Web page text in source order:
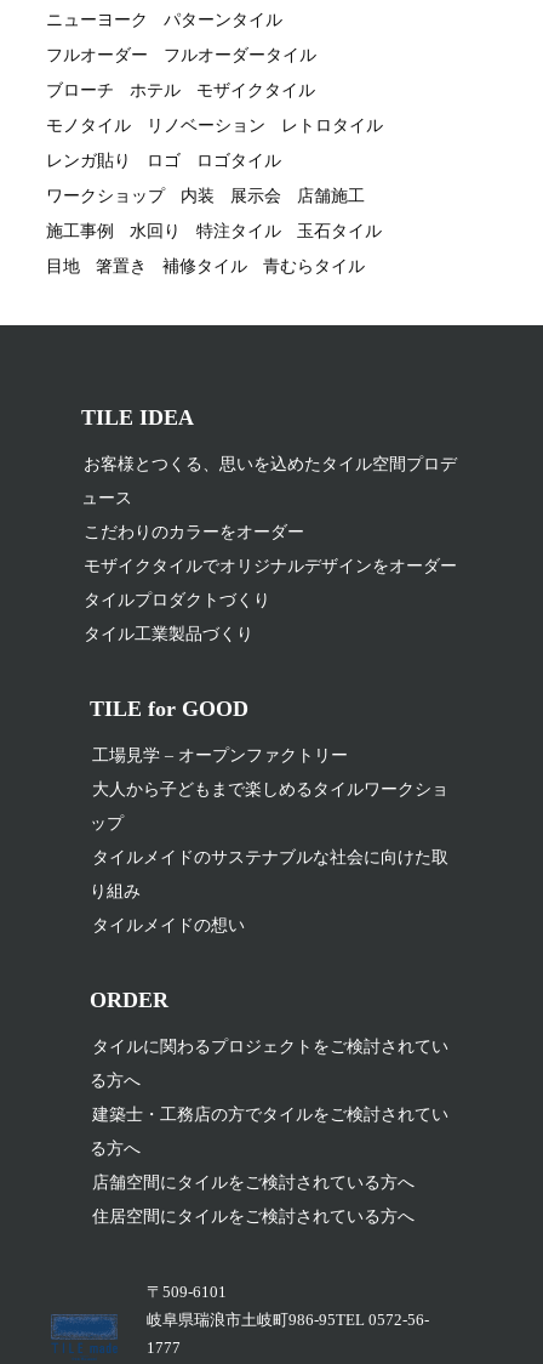
ニューヨーク
パターンタイル
フルオーダー
フルオーダータイル
ブローチ
ホテル
モザイクタイル
モノタイル
リノベーション
レトロタイル
レンガ貼り
ロゴ
ロゴタイル
ワークショップ
内装 展示会
店舗施工
施工事例
水回り 特注タイル
玉石タイル
目地
箸置き 補修タイル 青むらタイル
TILE IDEA
お客様とつくる、思いを込めたタイル空間プロデ
ュース
こだわりのカラーをオーダー
モザイクタイルでオリジナルデザインをオーダー
タイルプロダクトづくり
タイル工業製品づくり
TILE for GOOD
工場見学 – オープンファクトリー
大人から子どもまで楽しめるタイルワークショ
ップ
タイルメイドのサステナブルな社会に向けた取
り組み
タイルメイドの想い
ORDER
タイルに関わるプロジェクトをご検討されてい
る方へ
建築士・工務店の方でタイルをご検討されてい
る方へ
店舗空間にタイルをご検討されている方へ
住居空間にタイルをご検討されている方へ
〒509-6101
岐阜県瑞浪市土岐町986-95TEL 0572-56-
1777